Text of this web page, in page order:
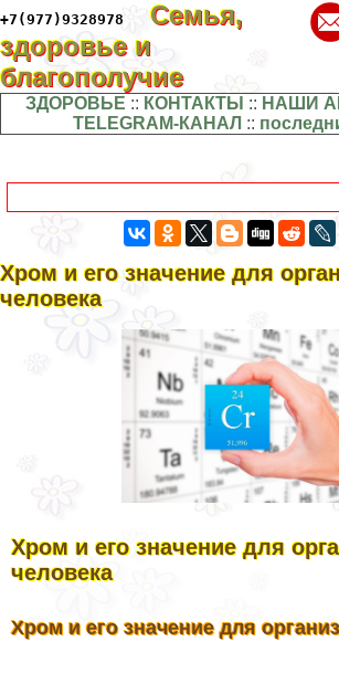
+7(977)9328978
Семья,
здоровье и
благополучие
ЗДОРОВЬЕ :: КОНТАКТЫ :: НАШИ
TELEGRAM-КАНАЛ ::
Хром и его значение для
человека
Хром и его значение для
человека
Хром и его значение для